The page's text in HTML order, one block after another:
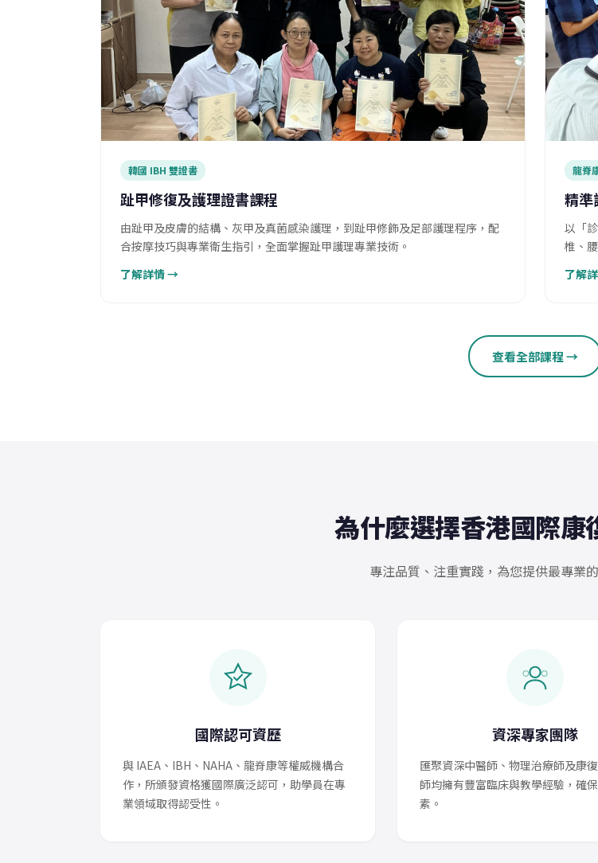
韓國 IBH 雙證書
趾甲修復及護理證書課程
由趾甲及皮膚的結構、灰甲及真菌感染護理，到趾甲修飾及足部護理程序，配
合按摩技巧與專業衛生指引，全面掌握趾甲護理專業技術。
了解詳情 →
龍脊
精準
以「
椎、
了解
查看全部課程 →
為什麼選擇香港國際康
專注品質、注重實踐，為您提供最專業
國際認可資歷
與 IAEA、IBH、NAHA、龍脊康等權威機構合
作，所頒發資格獲國際廣泛認可，助學員在專
業領域取得認受性。
資深專家團隊
匯聚資深中醫師、物理治療師及康
師均擁有豐富臨床與教學經驗，確
素。